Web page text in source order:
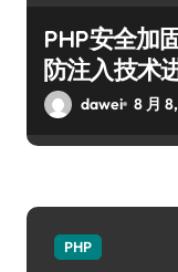
PHP安全加
防注入技术
dawei 8 月
PHP